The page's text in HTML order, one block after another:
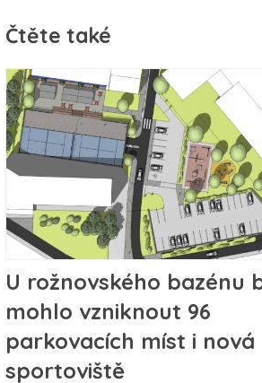
Čtěte také
U rožnovského bazénu
mohlo vzniknout 96
parkovacích míst i nová
sportoviště